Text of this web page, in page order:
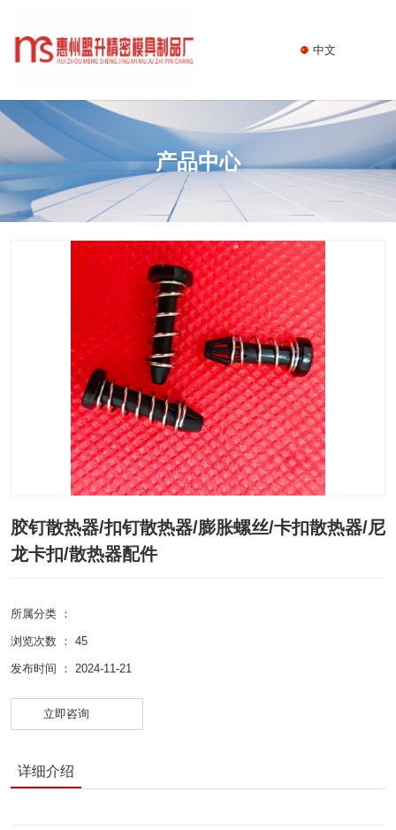
中文
产品中心
胶钉散热器/扣钉散热器/膨胀螺丝/卡扣散热器/尼
龙卡扣/散热器配件
所属分类 ：
浏览次数 ： 45
发布时间 ： 2024-11-21
立即咨询
详细介绍